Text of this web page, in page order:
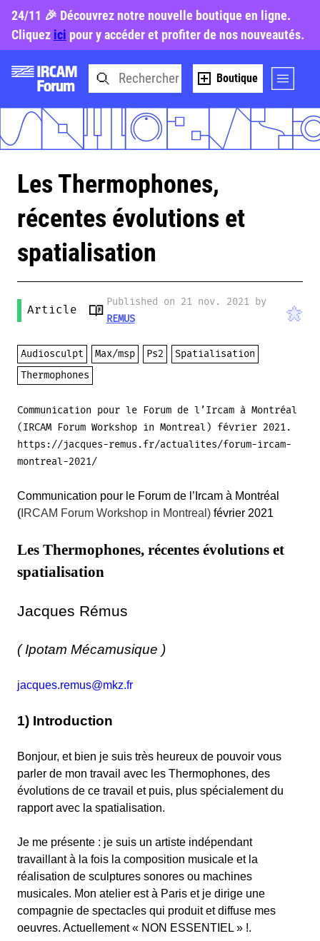
24/11 🎉 Découvrez notre nouvelle boutique en ligne.
Cliquez ici pour y accéder et profiter de nos nouveautés.
Boutique
Les Thermophones,
récentes évolutions et
spatialisation
Article
Published on 21 nov. 2021 by
REMUS
Audiosculpt Max/msp Ps2
Spatialisation
Thermophones
Communication pour le Forum de l’Ircam à Montréal
(IRCAM Forum Workshop in Montreal) février 2021.
https://jacques-remus.fr/actualites/forum-ircam-
montreal-2021/
Communication pour le Forum de l’Ircam à Montréal
( IRCAM Forum Workshop in Montreal) février 2021
Les Thermophones, récentes évolutions et
spatialisation
Jacques Rémus
( Ipotam Mécamusique )
jacques.remus@mkz.fr
1) Introduction
Bonjour, et bien je suis très heureux de pouvoir vous
parler de mon travail avec les Thermophones, des
évolutions de ce travail et puis, plus spécialement du
rapport avec la spatialisation.
Je me présente : je suis un artiste indépendant
travaillant à la fois la composition musicale et la
réalisation de sculptures sonores ou machines
musicales. Mon atelier est à Paris et je dirige une
compagnie de spectacles qui produit et diffuse mes
oeuvres. Actuellement « NON ESSENTIEL » !.